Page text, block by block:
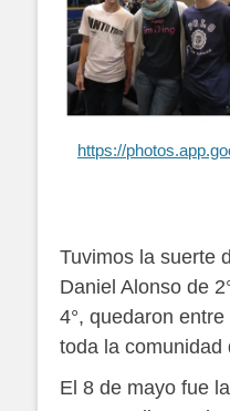
https://
Tuvimos la suerte
Daniel Alonso de
4°, quedaron
toda la comunidad
El 8 de mayo fue